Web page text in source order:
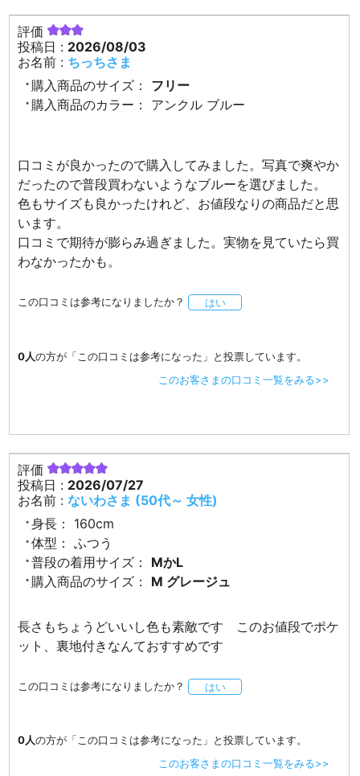
評価
投稿日 : 2026/08/03
お名前 : ちっちさま
購入商品のサイズ：
フリー
購入商品のカラー：
アンクル ブルー
口コミが良かったので購入してみました。写真で爽やか
だったので普段買わないようなブルーを選びました。
色もサイズも良かったけれど、お値段なりの商品だと思
います。
口コミで期待が膨らみ過ぎました。実物を見ていたら買
わなかったかも。
この口コミは参考になりましたか？ はい
0人の方が「この口コミは参考になった」と投票しています。
このお客さまの口コミ一覧をみる>>
評価
投稿日 : 2026/07/27
お名前 :ないわさま (50代～ 女性)
身長：
160cm
体型：
ふつう
普段の着用サイズ：
MかL
購入商品のサイズ：
M グレージュ
長さもちょうどいいし色も素敵です このお値段でポケ
ット、裏地付きなんておすすめです
この口コミは参考になりましたか？ はい
0人の方が「この口コミは参考になった」と投票しています。
このお客さまの口コミ一覧をみる>>